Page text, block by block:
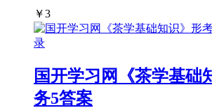
￥3
国开学习网《茶学基础
务5答案